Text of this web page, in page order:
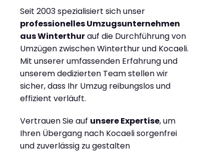
Seit 2003 spezialisiert sich unser
professionelles Umzugsunternehmen
aus Winterthurauf die Durchführung von
Umzügen zwischen Winterthur und Kocaeli.
Mit unserer umfassenden Erfahrung und
unserem dedizierten Team stellen wir
sicher, dass Ihr Umzug reibungslos und
effizient verläuft.
Vertrauen Sie auf unsere Expertise, um
Ihren Übergang nach Kocaeli sorgenfrei
und zuverlässig zu gestalten